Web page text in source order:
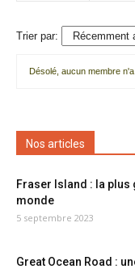
Trier par:
amis
Désolé, aucun membre n'a
Nos articles
Fraser Island : la
monde
5 septembre 2023
Great Ocean Road :